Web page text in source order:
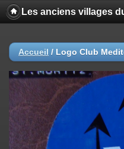
Les anciens villages
Accueil / Logo Club